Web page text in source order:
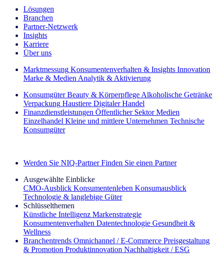
Lösungen
Branchen
Partner-Netzwerk
Insights
Karriere
Über uns
Marktmessung Konsumentenverhalten & Insights Innovation
Marke & Medien Analytik & Aktivierung
Konsumgüter Beauty & Körperpflege Alkoholische Getränke
Verpackung Haustiere Digitaler Handel
Finanzdienstleistungen Öffentlicher Sektor Medien
Einzelhandel Kleine und mittlere Unternehmen Technische
Konsumgüter
Werden Sie NIQ-Partner Finden Sie einen Partner
Ausgewählte Einblicke
CMO‑Ausblick Konsumentenleben Konsumausblick
Technologie & langlebige Güter
Schlüsselthemen
Künstliche Intelligenz Markenstrategie
Konsumentenverhalten Datentechnologie Gesundheit &
Wellness
Branchentrends Omnichannel / E‑Commerce Preisgestaltung
& Promotion Produktinnovation Nachhaltigkeit / ESG